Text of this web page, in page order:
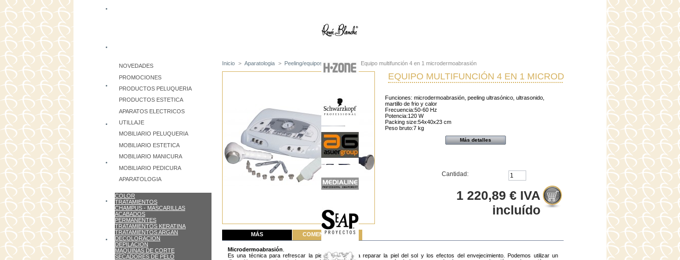
NOVEDADES
PROMOCIONES
PRODUCTOS PELUQUERIA
PRODUCTOS ESTETICA
APARATOS ELECTRICOS
UTILLAJE
MOBILIARIO PELUQUERIA
MOBILIARIO ESTETICA
MOBILIARIO MANICURA
MOBILIARIO PEDICURA
APARATOLOGIA
COLOR
TRATAMIENTOS
CHAMPUS - MASCARILLAS
ACABADOS
PERMANENTES
TRATAMIENTOS KERATINA
TRATAMIENTOS ARGAN
DECOLORACION
DEPILACION
MAQUINAS DE CORTE
SECADORES DE PELO
Inicio > Aparatologia > Peeling/equipos exfoliantes > Equipo multifunción 4 en 1 microdermoabrasión
EQUIPO MULTIFUNCIÓN 4 EN 1 MICRODERMOABRASIÓN
Funciones: microdermoabrasión, peeling ultrasónico, ultrasonido,
martillo de frio y calor
Frecuencia:50-60 Hz
Potencia:120 W
Packing size:54x40x23 cm
Peso bruto:7 kg
Más detalles
Cantidad:
1 220,89 € IVA
incluído
MÁS COMENTARIOS (0)
Microdermoabrasión
Es una técnica para refrescar la piel, que ayuda a reparar la piel del sol y los efectos del envejecimiento. Podemos utilizar un